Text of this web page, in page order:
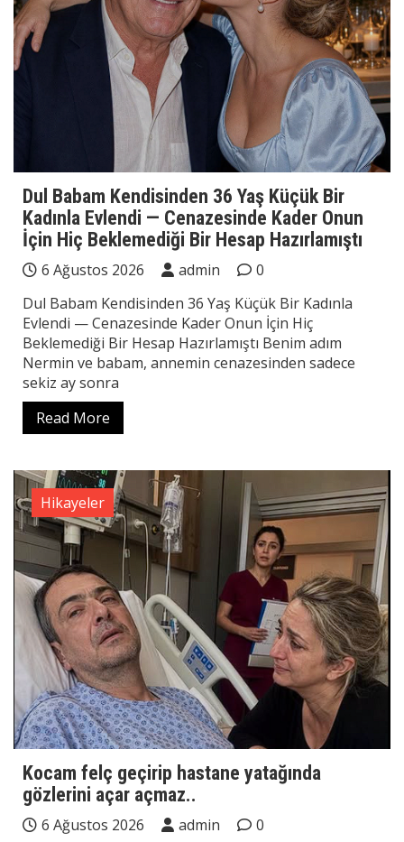
Dul Babam Kendisinden 36 Yaş Küçük Bir
Kadınla Evlendi — Cenazesinde Kader Onun
İçin Hiç Beklemediği Bir Hesap Hazırlamıştı
6 Ağustos 2026 admin
0
Dul Babam Kendisinden 36 Yaş Küçük Bir Kadınla
Evlendi — Cenazesinde Kader Onun İçin Hiç
Beklemediği Bir Hesap Hazırlamıştı Benim adım
Nermin ve babam, annemin cenazesinden sadece
sekiz ay sonra
Read More
Hikayeler
Kocam felç geçirip hastane yatağında
gözlerini açar açmaz..
6 Ağustos 2026 admin
0